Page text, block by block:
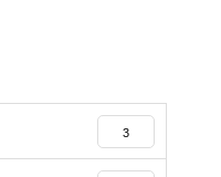
3